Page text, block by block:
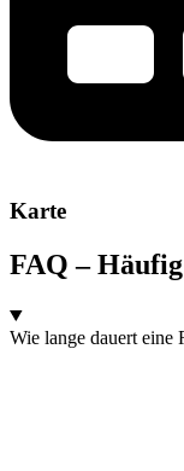
Karte
FAQ –
Wie lange dauert eine